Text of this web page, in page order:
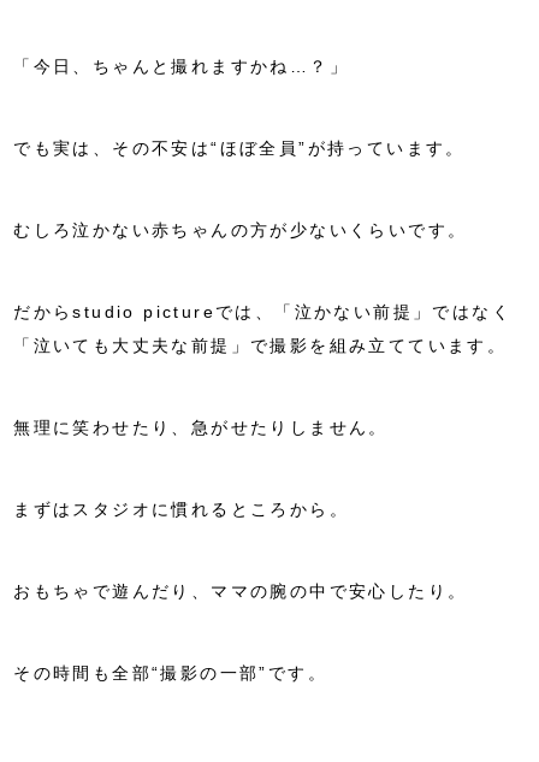
「今日、ちゃんと撮れますかね…？」
でも実は、その不安は“ほぼ全員”が持っています。
むしろ泣かない赤ちゃんの方が少ないくらいです。
だからstudio pictureでは、「泣かない前提」ではなく
「泣いても大丈夫な前提」で撮影を組み立てています。
無理に笑わせたり、急がせたりしません。
まずはスタジオに慣れるところから。
おもちゃで遊んだり、ママの腕の中で安心したり。
その時間も全部“撮影の一部”です。